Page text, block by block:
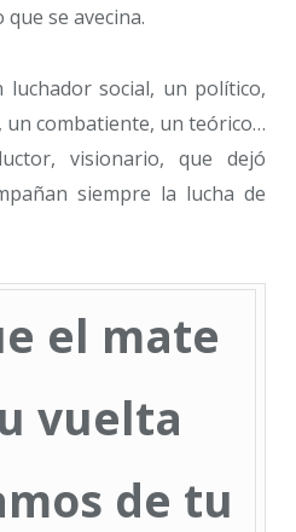
se avecina.
social, un político,
un combatiente, un teórico…
visionario, que dejó
siempre la lucha de
el mate
vuelta
de tu